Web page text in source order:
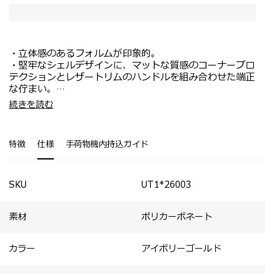
・立体感のあるフォルムが印象的。
・堅牢なシェルデザインに、マットな質感のコーナープロ
テクションとレザートリムのハンドルを組み合わせた端正
な佇まい。
・ボールベアリング内蔵のAero‑trac WHIRLサスペンシ
ョンホイールを採用し、静かな走行性と安定した機動力を
・内装にはファスナー付きディバイダーとクロスストラッ
プを備え、荷物の整理をサポート。
・各サイズには用途に合わせたトラベルアクセサリーが付
・海外旅行や長期の出張にもおすすめ。
・ラゲッジカバー、ハンガー付きガーメントバッグ、パッ
続きを読む
特徴 仕様 手荷物機内持込ガイド
SKU UT1*26003
素材 ポリカーボネート
カラー アイボリーゴールド